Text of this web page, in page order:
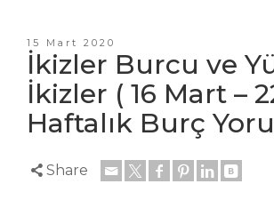
15 Mart 2020
İkizler Burcu ve
İkizler ( 16 Mart –
Haftalık Burç
Share